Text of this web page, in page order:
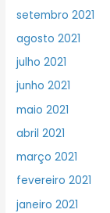
setembro 2021
agosto 2021
julho 2021
junho 2021
maio 2021
abril 2021
março 2021
fevereiro 2021
janeiro 2021